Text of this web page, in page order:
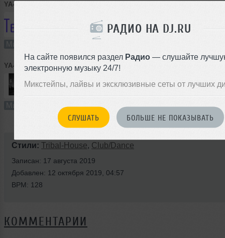
РАДИО НА DJ.RU
На сайте появился раздел Радио — слушайте
электронную музыку 24/7!
Микстейпы, лайвы и эксклюзивные сеты от лучших
СЛУШАТЬ БОЛЬШЕ НЕ ПОКАЗЫВАТЬ
YA-FF
187 раз 12 117 MB, 320
Микс
YA-FF ➝soulFUL
Микс В плейлист (в 2 плейлистах) 12
Стили: Tribal-House, Club/Dance
Записан: 17 августа 2019
Добавлен: 12 октября 2019, 04:57
BPM: 128
КОММЕНТАРИИ